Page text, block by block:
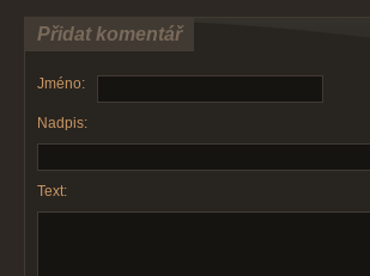
Přidat komentář
Jméno:
Nadpis:
Text: